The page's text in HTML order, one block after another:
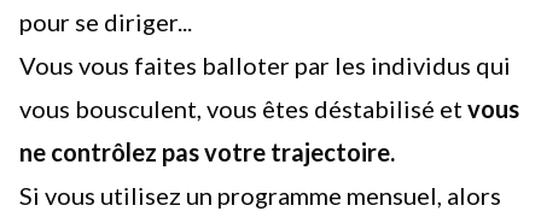
pour se diriger...
Vous vous faites balloter par les individus qui
vous bousculent, vous êtes déstabilisé et vous
ne contrôlez pas votre trajectoire.
Si vous utilisez un programme mensuel, alors